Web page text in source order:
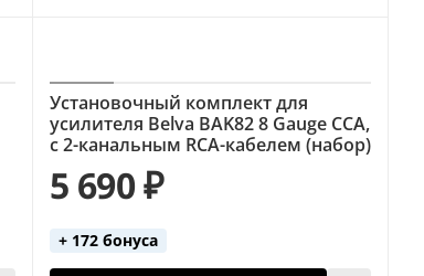
Установочный комплект для
усилителя Belva BAK82 8 Gauge CCA,
с 2-канальным RCA-кабелем (набор)
5 690 ₽
+ 172 бонуса